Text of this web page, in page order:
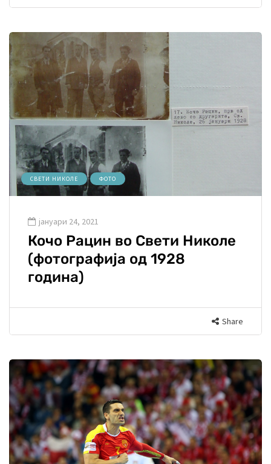
СВЕТИ НИКОЛЕ ФОТО
јануари 24, 2021
Кочо Рацин во Свети Николе
(фотографија од 1928
година)
Share